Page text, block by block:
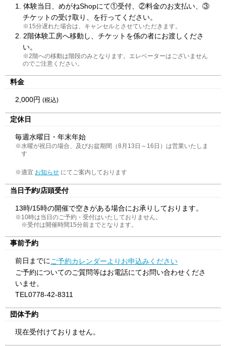
1. 体験当日、めがねShopにて①受付、②料金のお支払い、③
チケットの受け取り、を行ってください。
※15分遅れた場合は、キャンセルとさせていただきます。
2. 2階体験工房へ移動し、チケットを係の者にお渡しくださ
い。
※2階への移動は階段のみとなります。エレベーターはございません
のでご注意ください。
料金
2,000円 (税込)
定休日
毎週水曜日・年末年始
※水曜が祝日の場合、及びお盆期間（8月13日～16日）は営業いたしま
す
※適宜 お知らせ にてご案内しております
当日予約/店頭受付
13時/15時の開催で空きがある場合にお承りしております。
※10時は当日のご予約・受付はいたしておりません。
※受付は開催時間15分前までとなります。
事前予約
前日までにご予約カレンダーよりお申込みください
ご予約についてのご質問等はお電話にてお問い合わせくださ
いませ。
TEL0778-42-8311
団体予約
現在受付けておりません。